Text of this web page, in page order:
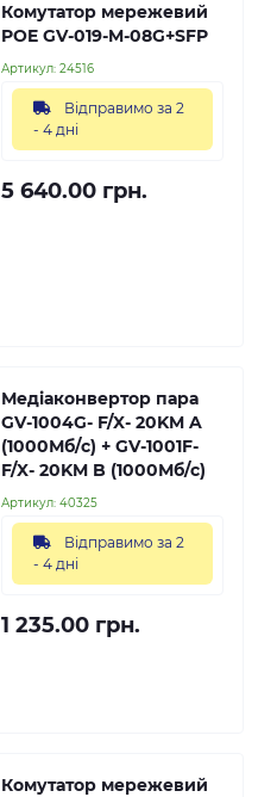
Комутатор мережевий
POE GV-019-M-08G+SFP
Артикул: 24516
Відправимо за 2
- 4 дні
5 640.00 грн.
Медіаконвертор пара
GV-1004G- F/X- 20KM A
(1000Мб/с) + GV-1001F-
F/X- 20KM B (1000Мб/с)
Артикул: 40325
Відправимо за 2
- 4 дні
1 235.00 грн.
Комутатор мережевий